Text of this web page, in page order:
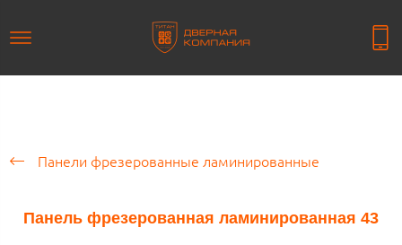
Панели фрезерованные ламинированные
Панель фрезерованная ламинированная 43